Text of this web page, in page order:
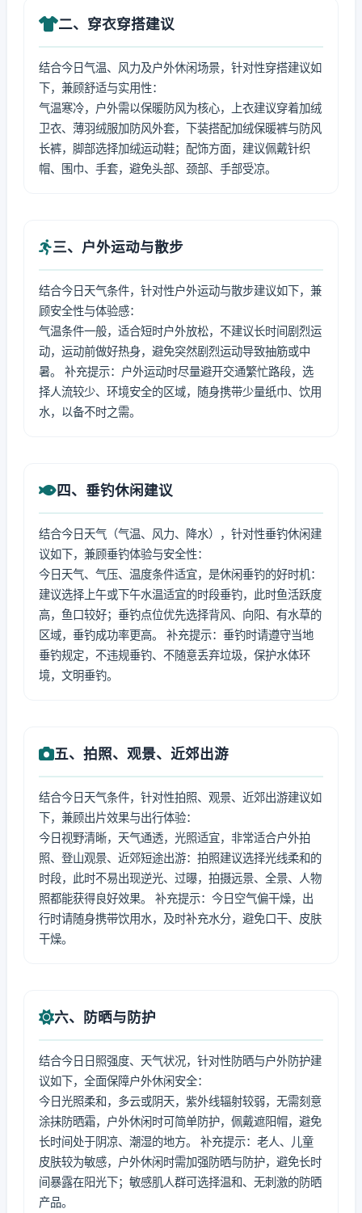
二、穿衣穿搭建议
结合今日气温、风力及户外休闲场景，针对性穿搭建议如
下，兼顾舒适与实用性：
气温寒冷，户外需以保暖防风为核心，上衣建议穿着加绒
卫衣、薄羽绒服加防风外套，下装搭配加绒保暖裤与防风
长裤，脚部选择加绒运动鞋；配饰方面，建议佩戴针织
帽、围巾、手套，避免头部、颈部、手部受凉。
三、户外运动与散步
结合今日天气条件，针对性户外运动与散步建议如下，兼
顾安全性与体验感：
气温条件一般，适合短时户外放松，不建议长时间剧烈运
动，运动前做好热身，避免突然剧烈运动导致抽筋或中
暑。 补充提示：户外运动时尽量避开交通繁忙路段，选
择人流较少、环境安全的区域，随身携带少量纸巾、饮用
水，以备不时之需。
四、垂钓休闲建议
结合今日天气（气温、风力、降水），针对性垂钓休闲建
议如下，兼顾垂钓体验与安全性：
今日天气、气压、温度条件适宜，是休闲垂钓的好时机：
建议选择上午或下午水温适宜的时段垂钓，此时鱼活跃度
高，鱼口较好；垂钓点位优先选择背风、向阳、有水草的
区域，垂钓成功率更高。 补充提示：垂钓时请遵守当地
垂钓规定，不违规垂钓、不随意丢弃垃圾，保护水体环
境，文明垂钓。
五、拍照、观景、近郊出游
结合今日天气条件，针对性拍照、观景、近郊出游建议如
下，兼顾出片效果与出行体验：
今日视野清晰，天气通透，光照适宜，非常适合户外拍
照、登山观景、近郊短途出游：拍照建议选择光线柔和的
时段，此时不易出现逆光、过曝，拍摄远景、全景、人物
照都能获得良好效果。 补充提示：今日空气偏干燥，出
行时请随身携带饮用水，及时补充水分，避免口干、皮肤
干燥。
六、防晒与防护
结合今日日照强度、天气状况，针对性防晒与户外防护建
议如下，全面保障户外休闲安全：
今日光照柔和，多云或阴天，紫外线辐射较弱，无需刻意
涂抹防晒霜，户外休闲时可简单防护，佩戴遮阳帽，避免
长时间处于阴凉、潮湿的地方。 补充提示：老人、儿童
皮肤较为敏感，户外休闲时需加强防晒与防护，避免长时
间暴露在阳光下；敏感肌人群可选择温和、无刺激的防晒
产品。